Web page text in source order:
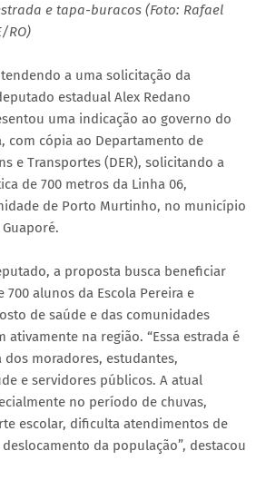
e tapa-buracos (Foto: Rafael
RO)
a uma solicitação da
estadual Alex Redano
uma indicação ao governo do
com cópia ao Departamento de
e Transportes (DER), solicitando a
de 700 metros da Linha 06,
de Porto Murtinho, no município
a proposta busca beneficiar
alunos da Escola Pereira e
de saúde e das comunidades
ativamente na região. “Essa estrada é
moradores, estudantes,
e servidores públicos. A atual
no período de chuvas,
escolar, dificulta atendimentos de
da população”, destacou